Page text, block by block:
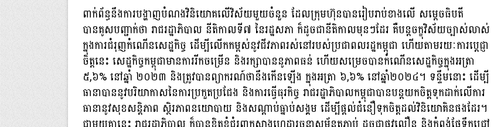
ពាក់ព័ន្ធនឹងការបង្ហាញបំណងវិនិយោគលើវិស័យមួយចំនួន ដែលក្រុមហ៊ុនបានរៀបរាប់ខាងលើ សម្តេចធិបតី
បានគូសបញ្ជាក់ថា រាជរដ្ឋាភិបាល នីតិកាលទី៧ នៃរដ្ឋសភា ក៏ដូចជានីតិកាលមុនៗដែរ គឺបន្តចក្ខុវិស័យច្បាស់លាស់
ក្នុងការជំរុញកំណើនសេដ្ឋកិច្ច ដើម្បីលើកកម្ពស់នូវជីវភាពរស់នៅរបស់ប្រជាពលរដ្ឋកម្ពុជា ហើយតាមរយៈការប្តេជ្ញា
ចិត្តនេះ សេដ្ឋកិច្ចកម្ពុជាមានការរីកចម្រើន និងរក្សាបាននូភាពធន់ ហើយសម្រេចបានកំណើនសេដ្ឋកិច្ចក្នុងអត្រា
៥,៦% នៅឆ្នាំ ២០២៣ និងត្រូវបានព្យាករណ៍ថានឹងកើនឡើង ក្នុងអត្រា ៦,៦% នៅឆ្នាំ២០២៤។ ទន្ទឹមនោះ ដើម្បី
ធានាបាននូវបរិយាកាសនៃការប្រកួតប្រជែង និងការធ្វើធុរកិច្ច រាជរដ្ឋាភិបាលកម្ពុជាបានបន្តយកចិត្តទុកដាក់លើការ
ធានានូវសុខសន្តិភាព ស្ថិរភាពនយោបាយ និងសណ្តាប់ធ្នាប់សង្គម ដើម្បីផ្តល់ជំនឿទុកចិត្តដល់វិនិយោគិនផងដែរ។